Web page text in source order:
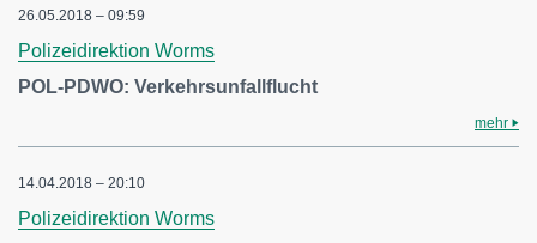
26.05.2018 – 09:59
Polizeidirektion Worms
POL-PDWO: Verkehrsunfallflucht
mehr
14.04.2018 – 20:10
Polizeidirektion Worms